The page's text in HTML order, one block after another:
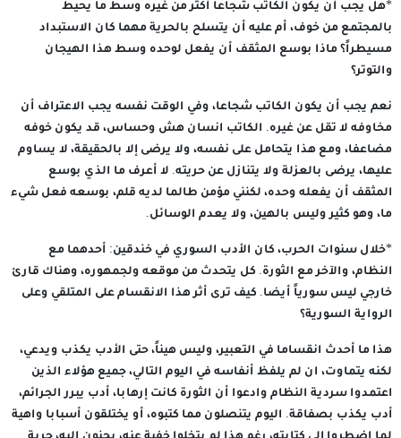
*هل يجب أن يكون الكاتب شجاعا أكثر من غيره وسط ما يحيط
بالمجتمع من خوف، أم عليه أن يتسلح بالحرية مهما كان الاستبداد
مسيطراً؟ ماذا بوسع المثقف أن يفعل لوحده وسط هذا الهيجان
والتوتر؟
نعم يجب أن يكون الكاتب شجاعا، وفي الوقت نفسه يجب الاعتراف أن
مخاوفه لا تقل عن غيره. الكاتب انسان هش وحساس، قد يكون خوفه
مضاعفا، ومع هذا يتحامل على نفسه، ولا يرضى إلا بالحقيقة، لا يساوم
عليها، يرضى بالعزلة ولا يتنازل عن حريته. لا أعرف ما الذي بوسع
المثقف أن يفعله وحده، لكنني مؤمن طالما لديه قلم، بوسعه فعل شيء
ما، وهو كثير وليس بالهين، ولا يعدم الوسائل.
*خلال سنوات الحرب، كان الأدب السوري في خندقين: أحدهما مع
النظام، والآخر مع الثورة. كل يتحدث من موقعه ولجمهوره، وهناك قارئ
خارجي ليس سورياً أيضا. كيف ترى أثر هذا الانقسام على المتلقي وعلى
الرواية السورية؟
هذا ما أحدث انقساما في التعبير، وليس هيناً، حتى الأدب يكذب ويدعي،
لكنه يتماوت، ان لم يلفظ أنفاسه في اليوم التالي، جميع هؤلاء الذين
اعتمدوا سردية النظام وادعوا أن الثورة كانت إرهابا، أدب يبرر الجرائم،
أدب يكذب بصفاقة. اليوم يتنصلون مما كتبوه، أو يختلقون أسبابا واهية